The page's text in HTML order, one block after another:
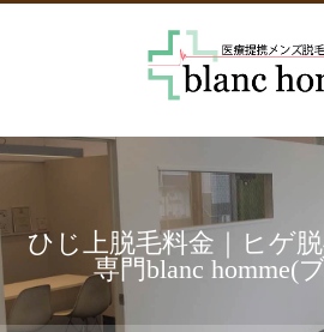
ひじ上脱毛料金｜ヒゲ
専門blanc homme(